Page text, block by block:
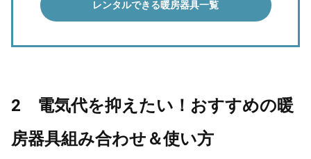
レンタルできる暖房器具一覧
2 電気代を抑えたい！おすすめの暖
房器具組み合わせ＆使い方